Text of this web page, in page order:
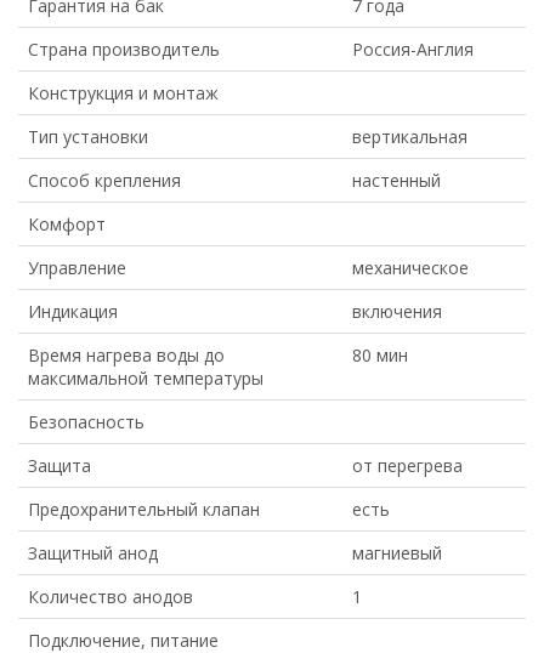
Гарантия на бак
7 года
Страна производитель
Россия-Англия
Конструкция и монтаж
Тип установки
вертикальная
Способ крепления
настенный
Комфорт
Управление
механическое
Индикация
включения
Время нагрева воды до
максимальной температуры
80 мин
Безопасность
Защита
от перегрева
Предохранительный клапан
есть
Защитный анод
магниевый
Количество анодов
1
Подключение, питание